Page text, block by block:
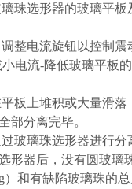
珠选形器的玻璃平
整电流旋钮以控制
电流-降低玻璃平板
板上堆积或大量滑
部分离完毕。
玻璃珠选形器进行
形器后，没有圆玻璃
和有缺陷玻璃珠的总